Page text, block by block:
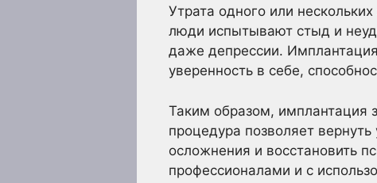
Утрата одного или
люди испытывают стыд и
даже депрессии.
уверенность в себе,
Таким образом, имплантация
процедура позволяет
осложнения и восстановить
профессионалами и с